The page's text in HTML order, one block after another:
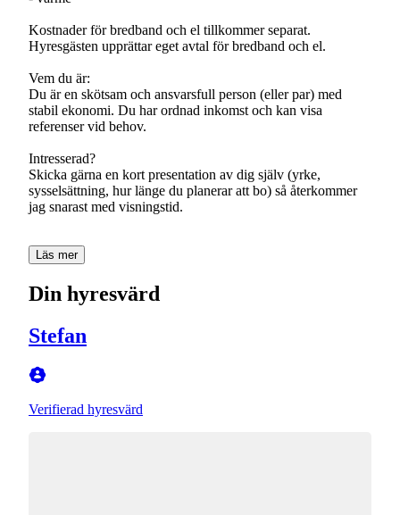
Kostnader för bredband och el tillkommer separat.
Hyresgästen upprättar eget avtal för bredband och el.
Vem du är:
Du är en skötsam och ansvarsfull person (eller par) med
stabil ekonomi. Du har ordnad inkomst och kan visa
referenser vid behov.
Intresserad?
Skicka gärna en kort presentation av dig själv (yrke,
sysselsättning, hur länge du planerar att bo) så återkommer
jag snarast med visningstid.
Läs mer
Din hyresvärd
Stefan
Verifierad hyresvärd